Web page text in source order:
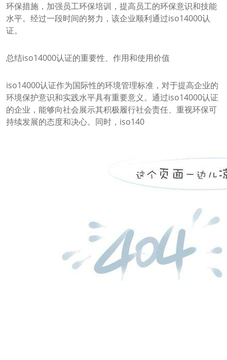
环保措施，加强员工环保培训，提高员工的环保意识和技能
水平。经过一段时间的努力，该企业顺利通过iso14000认
证。
总结iso14000认证的重要性、作用和使用价值
iso14000认证作为国际性的环境管理标准，对于提高企业的
环境保护意识和实践水平具有重要意义。通过iso14000认证
的企业，能够向社会展示其积极履行社会责任、重视环保可
持续发展的态度和决心。同时，iso140